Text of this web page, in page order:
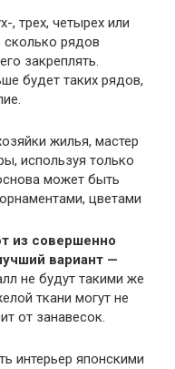
, трех, четырех или
сколько рядов
закреплять.
будет таких рядов,
из совершенно
вариант —
не будут такими же
ткани могут не
от занавесок.
интерьер японскими